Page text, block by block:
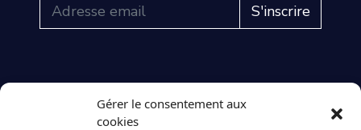
Gérer le consentement aux
cookies
S'inscrire
NOS STRUCTURES
CHM LED